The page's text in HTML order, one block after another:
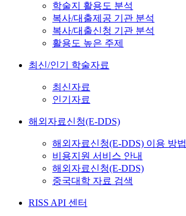
학술지 활용도 분석
복사/대출제공 기관 분석
복사/대출신청 기관 분석
활용도 높은 주제
최신/인기 학술자료
최신자료
인기자료
해외자료신청(E-DDS)
해외자료신청(E-DDS) 이용 방법
비용지원 서비스 안내
해외자료신청(E-DDS)
중국대학 자료 검색
RISS API 센터